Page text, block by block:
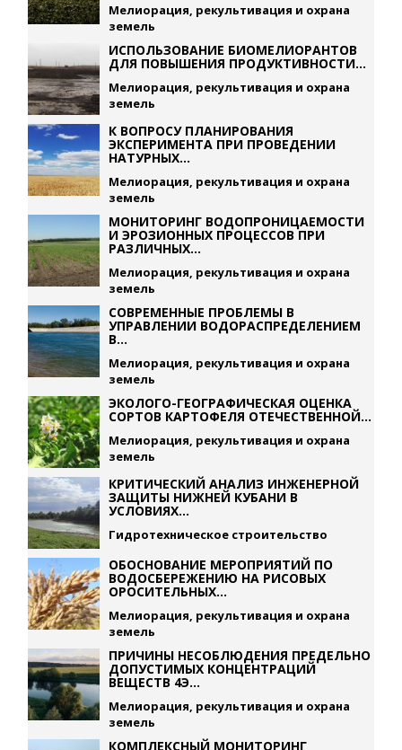
Мелиорация, рекультивация и охрана
земель
ИСПОЛЬЗОВАНИЕ БИОМЕЛИОРАНТОВ
ДЛЯ ПОВЫШЕНИЯ ПРОДУКТИВНОСТИ...
Мелиорация, рекультивация и охрана
земель
К ВОПРОСУ ПЛАНИРОВАНИЯ
ЭКСПЕРИМЕНТА ПРИ ПРОВЕДЕНИИ
НАТУРНЫХ...
Мелиорация, рекультивация и охрана
земель
МОНИТОРИНГ ВОДОПРОНИЦАЕМОСТИ
И ЭРОЗИОННЫХ ПРОЦЕССОВ ПРИ
РАЗЛИЧНЫХ...
Мелиорация, рекультивация и охрана
земель
СОВРЕМЕННЫЕ ПРОБЛЕМЫ В
УПРАВЛЕНИИ ВОДОРАСПРЕДЕЛЕНИЕМ
В...
Мелиорация, рекультивация и охрана
земель
ЭКОЛОГО-ГЕОГРАФИЧЕСКАЯ ОЦЕНКА
СОРТОВ КАРТОФЕЛЯ ОТЕЧЕСТВЕННОЙ...
Мелиорация, рекультивация и охрана
земель
КРИТИЧЕСКИЙ АНАЛИЗ ИНЖЕНЕРНОЙ
ЗАЩИТЫ НИЖНЕЙ КУБАНИ В
УСЛОВИЯХ...
Гидротехническое строительство
ОБОСНОВАНИЕ МЕРОПРИЯТИЙ ПО
ВОДОСБЕРЕЖЕНИЮ НА РИСОВЫХ
ОРОСИТЕЛЬНЫХ...
Мелиорация, рекультивация и охрана
земель
ПРИЧИНЫ НЕСОБЛЮДЕНИЯ ПРЕДЕЛЬНО
ДОПУСТИМЫХ КОНЦЕНТРАЦИЙ
ВЕЩЕСТВ 4Э...
Мелиорация, рекультивация и охрана
земель
КОМПЛЕКСНЫЙ МОНИТОРИНГ